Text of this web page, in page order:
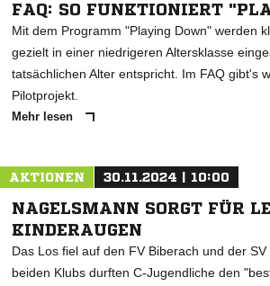
FAQ: SO FUNKTIONIERT
Mit dem Programm "Playing Down" werden
gezielt in einer niedrigeren Altersklasse
tatsächlichen Alter entspricht. Im FAQ gibt's
Pilotprojekt.
Mehr lesen
AKTIONEN 30.11.2024 | 10:00
NAGELSMANN SORGT FÜR
KINDERAUGEN
Das Los fiel auf den FV Biberach und der
beiden Klubs durften C-Jugendliche den